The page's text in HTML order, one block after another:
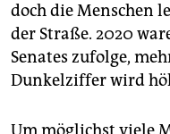
doch die Menschen
der Straße. 2020
Senates zufolge,
Dunkelziffer wird